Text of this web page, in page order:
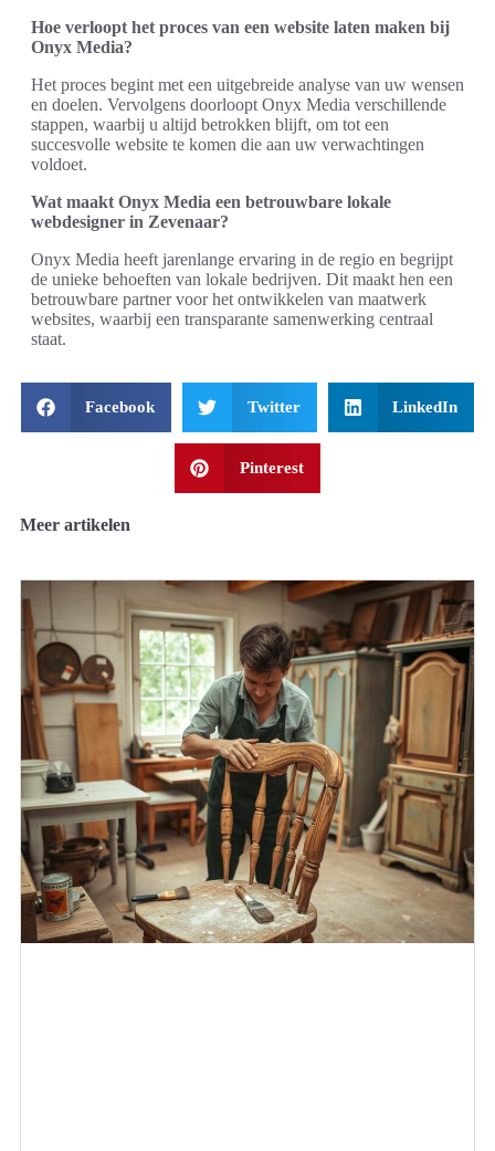
Hoe verloopt het proces van een website laten maken bij
Onyx Media?
Het proces begint met een uitgebreide analyse van uw wensen
en doelen. Vervolgens doorloopt Onyx Media verschillende
stappen, waarbij u altijd betrokken blijft, om tot een
succesvolle website te komen die aan uw verwachtingen
voldoet.
Wat maakt Onyx Media een betrouwbare lokale
webdesigner in Zevenaar?
Onyx Media heeft jarenlange ervaring in de regio en begrijpt
de unieke behoeften van lokale bedrijven. Dit maakt hen een
betrouwbare partner voor het ontwikkelen van maatwerk
websites, waarbij een transparante samenwerking centraal
staat.
Facebook Twitter LinkedIn
Pinterest
Meer artikelen